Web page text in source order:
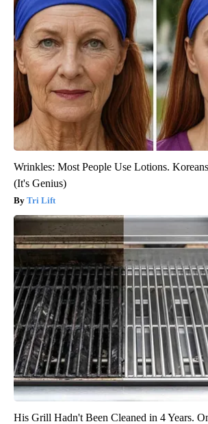
Wrinkles: Most People Use Lotions.
(It's Genius)
Tri Lift
His Grill Hadn't Been Cleaned in 4 Years.